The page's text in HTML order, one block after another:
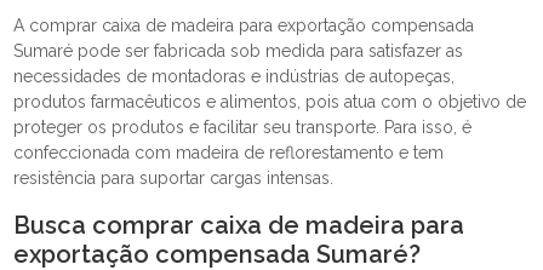
A comprar caixa de madeira para exportação compensada
Sumaré pode ser fabricada sob medida para satisfazer as
necessidades de montadoras e indústrias de autopeças,
produtos farmacêuticos e alimentos, pois atua com o objetivo de
proteger os produtos e facilitar seu transporte. Para isso, é
confeccionada com madeira de reflorestamento e tem
resistência para suportar cargas intensas.
Busca comprar caixa de madeira para
exportação compensada Sumaré?